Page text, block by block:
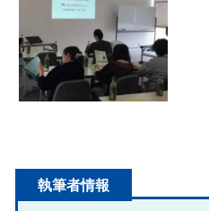
執筆者情報